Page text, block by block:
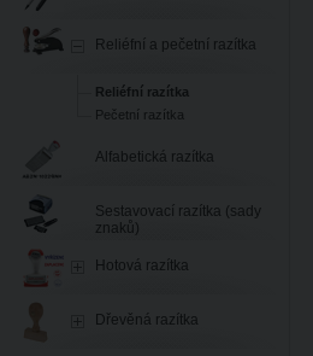
Reliéfní a pečetní razítka
Reliéfní razítka
Pečetní razítka
Alfabetická razítka
Sestavovací razítka (sady
znaků)
Hotová razítka
Dřevěná razítka